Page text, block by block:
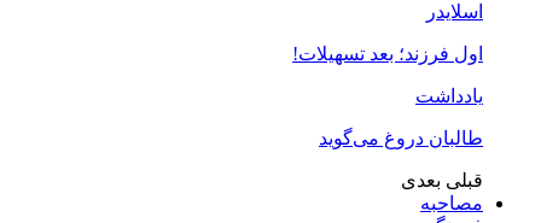
اسلایدر
اول فرزند؛ بعد تسهیلات!
یادداشت
طالبان دروغ می‌گوید
قبلی بعدی
مصاحبه